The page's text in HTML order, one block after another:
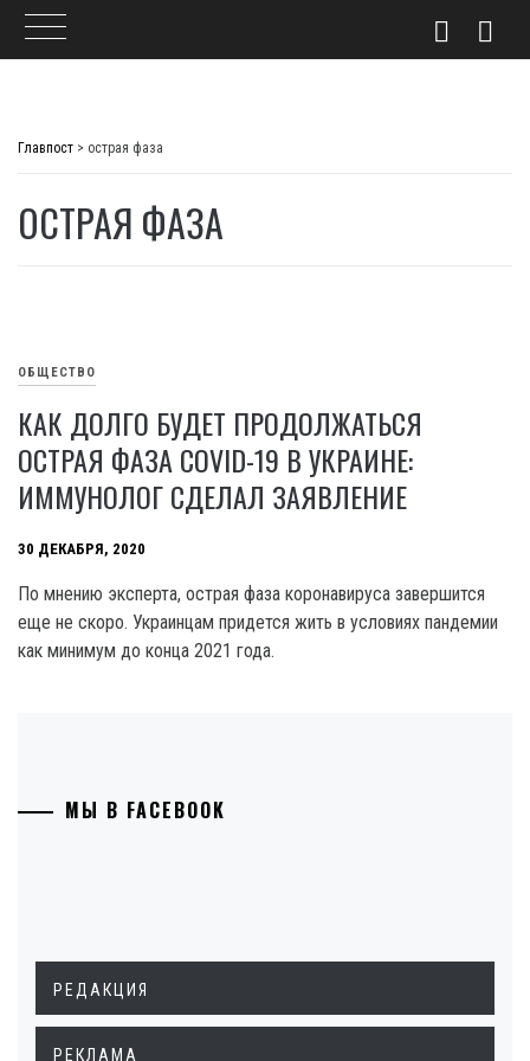
Главпост > острая фаза
ОСТРАЯ ФАЗА
ОБЩЕСТВО
КАК ДОЛГО БУДЕТ ПРОДОЛЖАТЬСЯ
ОСТРАЯ ФАЗА COVID-19 В УКРАИНЕ:
ИММУНОЛОГ СДЕЛАЛ ЗАЯВЛЕНИЕ
30 ДЕКАБРЯ, 2020
По мнению эксперта, острая фаза коронавируса завершится
еще не скоро. Украинцам придется жить в условиях пандемии
как минимум до конца 2021 года.
МЫ В FACEBOOK
РЕДАКЦИЯ
РЕКЛАМА